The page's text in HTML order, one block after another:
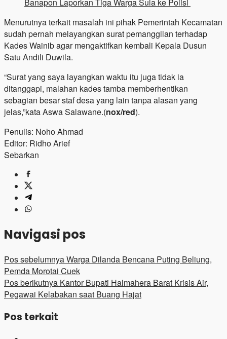
Menurutnya terkait masalah ini pihak Pemerintah Kecamatan
sudah pernah melayangkan surat pemanggilan terhadap
Kades Wainib agar mengaktifkan kembali Kepala Dusun
Satu Andili Duwila.
“Surat yang saya layangkan waktu itu juga tidak ia
ditanggapi, malahan kades tamba memberhentikan
sebagian besar staf desa yang lain tanpa alasan yang
jelas,”kata Aswa Salawane.(nox/red).
Penulis: Noho Ahmad
Editor: Ridho Arief
Sebarkan
Navigasi pos
Pos sebelumnyaWarga Dilanda Bencana Puting Beliung,
Pemda Morotai Cuek
Pos berikutnya Kantor Bupati Halmahera Barat Krisis Air,
Pegawai Kelabakan saat Buang Hajat
Pos terkait